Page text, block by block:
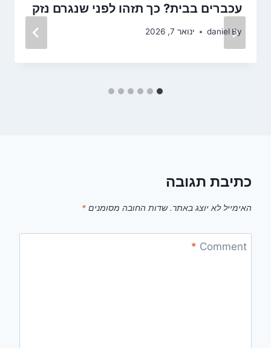
עכברים בבית? כך תזהו לפני שנגרם נזק
By
daniel ינואר 7, 2026
כתיבת תגובה
האימייל לא יוצג באתר. שדות החובה מסומנים *
Comment
*